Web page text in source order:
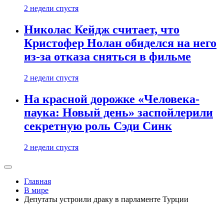
2 недели спустя
Николас Кейдж считает, что
Кристофер Нолан обиделся на него
из-за отказа сняться в фильме
2 недели спустя
На красной дорожке «Человека-
паука: Новый день» заспойлерили
секретную роль Сэди Синк
2 недели спустя
Главная
В мире
Депутаты устроили драку в парламенте Турции